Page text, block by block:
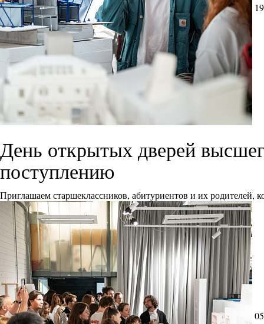
День открытых дверей
поступлению
Приглашаем старшеклассников, абитуриентов и их родителей,